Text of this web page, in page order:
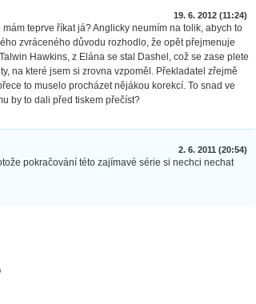
19. 6. 2012 (11:24)
teprve říkat já? Anglicky neumím na tolik, abych to
zvráceného důvodu rozhodlo, že opět přejmenuje
Hawkins, z Elána se stal Dashel, což se zase plete
na které jsem si zrovna vzpoměl. Překladatel zřejmě
to muselo procházet nějákou korekcí. To snad ve
by to dali před tiskem přečíst?
2. 6. 2011 (20:54)
pokračování této zajímavé série si nechci nechat